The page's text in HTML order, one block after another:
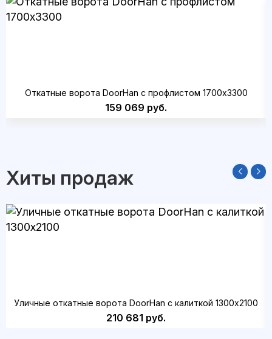
Откатные ворота DoorHan с профлистом 1700x3300
159 069 руб.
Хиты продаж
Уличные откатные ворота DoorHan с калиткой 1300х2100
210 681 руб.